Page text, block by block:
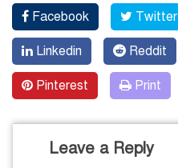
Facebook Twitter
Linkedin Reddit
Pinterest Print
Leave a Reply